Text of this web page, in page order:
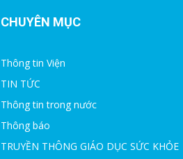
CHUYÊN MỤC
Thông tin Viện
TIN TỨC
Thông tin trong nước
Thông báo
TRUYỀN THÔNG GIÁO DỤC SỨC KHỎE